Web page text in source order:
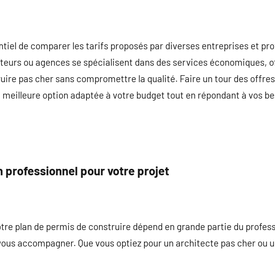
de comparer les tarifs proposés par diverses entreprises et
ou agences se spécialisent dans des services économiques,
pas cher sans compromettre la qualité. Faire un tour des
option adaptée à votre budget tout en répondant à vos
professionnel pour votre projet
plan de permis de construire dépend en grande partie du
accompagner. Que vous optiez pour un architecte pas cher ou